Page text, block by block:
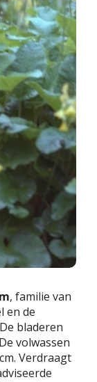
, familie van
en de
bladeren
volwassen
Verdraagt